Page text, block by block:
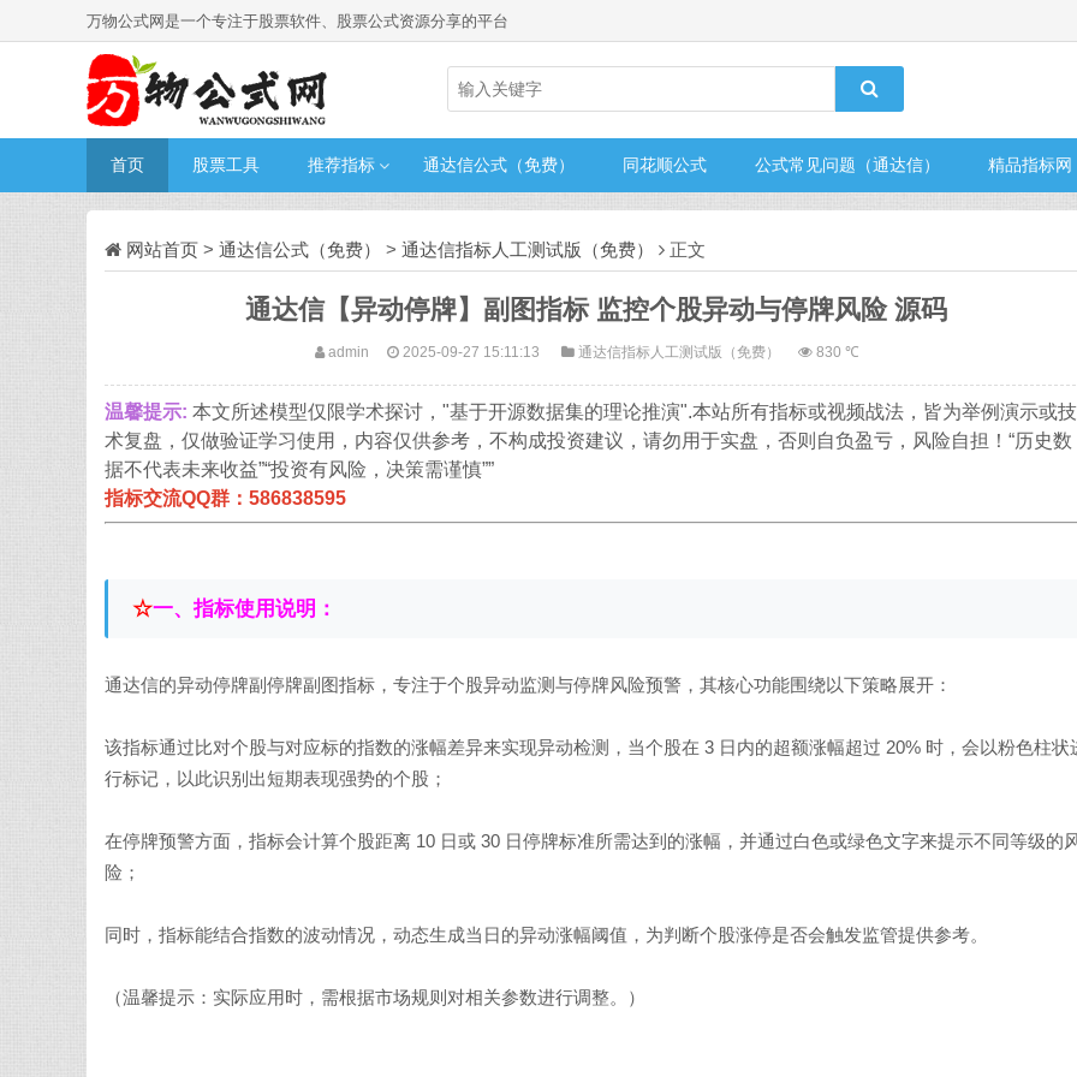
万物公式网是一个专注于股票软件、股票公式资源分享的平台
首页 股票工具 推荐指标 通达信公式（免费） 同花顺公式 公式常见问题（通达信） 精品指标网
网站首页 > 通达信公式（免费） > 通达信指标人工测试版（免费） 正文
通达信【异动停牌】副图指标 监控个股异动与停牌风险 源码
admin 2025-09-27 15:11:13 通达信指标人工测试版（免费） 830 ℃
温馨提示: 本文所述模型仅限学术探讨，"基于开源数据集的理论推演".本站所有指标或视频战法，皆为举例演示或技
术复盘，仅做验证学习使用，内容仅供参考，不构成投资建议，请勿用于实盘，否则自负盈亏，风险自担！“历史数
据不代表未来收益”“投资有风险，决策需谨慎””
指标交流QQ群：586838595
☆一、 指标使用说明：
通达信的异动停牌副停牌副图指标，专注于个股异动监测与停牌风险预警，其核心功能围绕以下策略展开：
该指标通过比对个股与对应标的指数的涨幅差异来实现异动检测，当个股在 3 日内的超额涨幅超过 20% 时，会以粉色柱状
行标记，以此识别出短期表现强势的个股；
在停牌预警方面，指标会计算个股距离 10 日或 30 日停牌标准所需达到的涨幅，并通过白色或绿色文字来提示不同等级的
险；
同时，指标能结合指数的波动情况，动态生成当日的异动涨幅阈值，为判断个股涨停是否会触发监管提供参考。
（温馨提示：实际应用时，需根据市场规则对相关参数进行调整。）